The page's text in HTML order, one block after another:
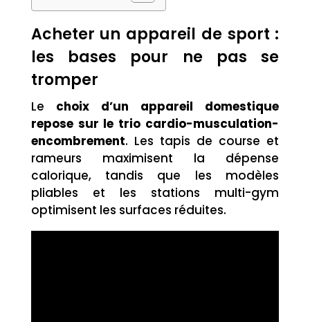
Acheter un appareil de sport :
les bases pour ne pas se
tromper
Le choix d’un appareil domestique
repose sur le trio cardio-musculation-
encombrement. Les tapis de course et
rameurs maximisent la dépense
calorique, tandis que les modèles
pliables et les stations multi-gym
optimisent les surfaces réduites.